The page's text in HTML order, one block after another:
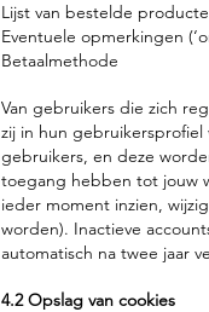
Lijst van bestelde
Eventuele opmerkingen
Betaalmethode
Van gebruikers die zich
zij in hun
gebruikers, en deze
toegang hebben tot jouw
ieder moment inzien,
worden). Inactieve
automatisch na twee jaar
4.2 Opslag van cookies